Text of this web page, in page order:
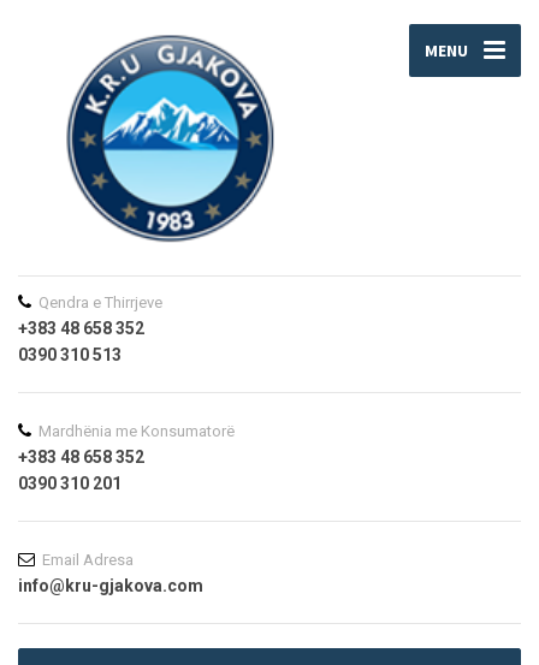
MENU
Qendra e Thirrjeve
+383 48 658 352
0390 310 513
Mardhënia me Konsumatorë
+383 48 658 352
0390 310 201
Email Adresa
info@kru-gjakova.com